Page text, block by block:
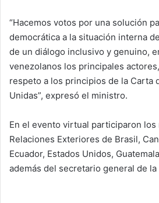
“Hacemos votos por una solución
democrática a la situación interna
de un diálogo inclusivo y genuino,
venezolanos los principales
respeto a los principios de la Carta
Unidas”, expresó el ministro.
En el evento virtual participaron los
Relaciones Exteriores de Brasil,
Ecuador, Estados Unidos,
además del secretario general de la